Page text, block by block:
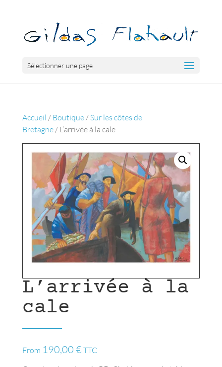
Sélectionner une page
Accueil / Boutique/ Sur les côtes de
Bretagne/ L’arrivée à la cale
L’arrivée à la
cale
From 190,00 € TTC